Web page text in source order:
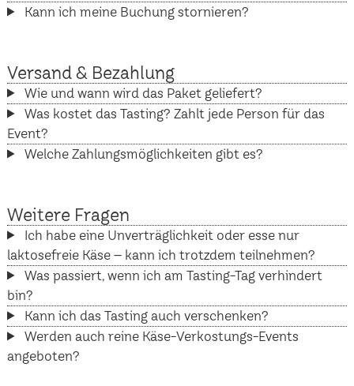
Kann ich meine Buchung stornieren?
Versand & Bezahlung
Wie und wann wird das Paket geliefert?
Was kostet das Tasting? Zahlt jede Person für das
Event?
Welche Zahlungsmöglichkeiten gibt es?
Weitere Fragen
Ich habe eine Unverträglichkeit oder esse nur
laktosefreie Käse – kann ich trotzdem teilnehmen?
Was passiert, wenn ich am Tasting-Tag verhindert
bin?
Kann ich das Tasting auch verschenken?
Werden auch reine Käse-Verkostungs-Events
angeboten?